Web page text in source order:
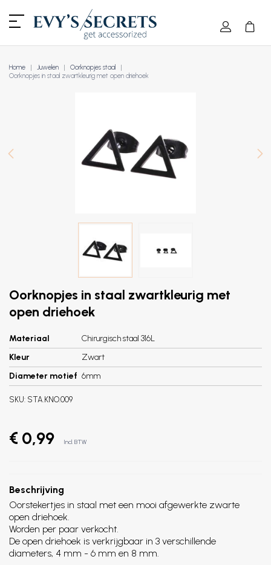
Home Juwelen
Oorknopjes staal
Oorknopjes in staal zwartkleurig met open driehoek
Oorknopjes in staal zwartkleurig met
open driehoek
Materiaal
Chirurgisch staal 316L
Kleur
Zwart
Diameter motief 6mm
SKU: STA.KNO.009
€ 0,99 Incl. BTW
Beschrijving
Oorstekertjes in staal met een mooi afgewerkte zwarte
open driehoek.
Worden per paar verkocht.
De open driehoek is verkrijgbaar in 3 verschillende
diameters, 4 mm - 6 mm en 8 mm.